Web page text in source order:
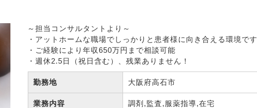
～担当コンサルタントより～
・アットホームな職場でしっかりと患者様に向き合える環境です
・ご経験により年収650万円まで相談可能
・週休2.5日（祝日含む）、残業ありません！
勤務地 大阪府高石市
業務内容 調剤,監査,服薬指導,在宅